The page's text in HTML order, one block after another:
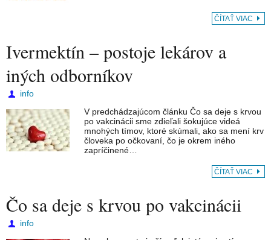
ČÍTAŤ VIAC
Ivermektín – postoje lekárov a
iných odborníkov
info
V predchádzajúcom článku Čo sa deje s krvou
po vakcinácii sme zdieľali šokujúce videá
mnohých tímov, ktoré skúmali, ako sa mení krv
človeka po očkovaní, čo je okrem iného
zapríčinené…
ČÍTAŤ VIAC
Čo sa deje s krvou po vakcinácii
info